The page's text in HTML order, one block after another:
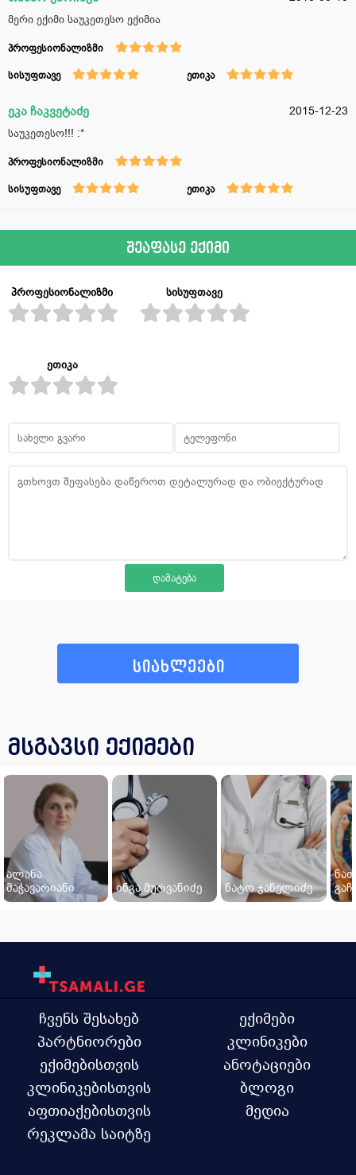
მერი ექიმი საუკეთესო ექიმია
პროფესიონალიზმი
სისუფთავე ეთიკა
ეკა ჩაკვეტაძე
2015-12-23
საუკეთესო!!! :*
პროფესიონალიზმი
სისუფთავე ეთიკა
შეაფასე ექიმი
პროფესიონალიზმი სისუფთავე
ეთიკა
სიახლეები
მსგავსი ექიმები
ალანა
მაჭავარიანი
ინგა მურვანიძე ნატო ჯანელიძე
ჩვენს შესახებ
პარტნიორები
ექიმებისთვის
კლინიკებისთვის
აფთიაქებისთვის
რეკლამა საიტზე
ექიმები
კლინიკები
ანოტაციები
ბლოგი
მედია